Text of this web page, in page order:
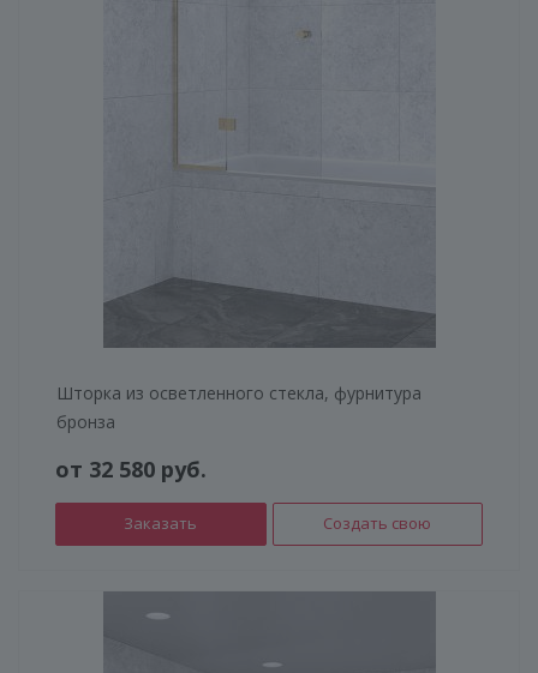
Шторка из осветленного стекла, фурнитура
бронза
от 32 580 руб.
Заказать Создать свою